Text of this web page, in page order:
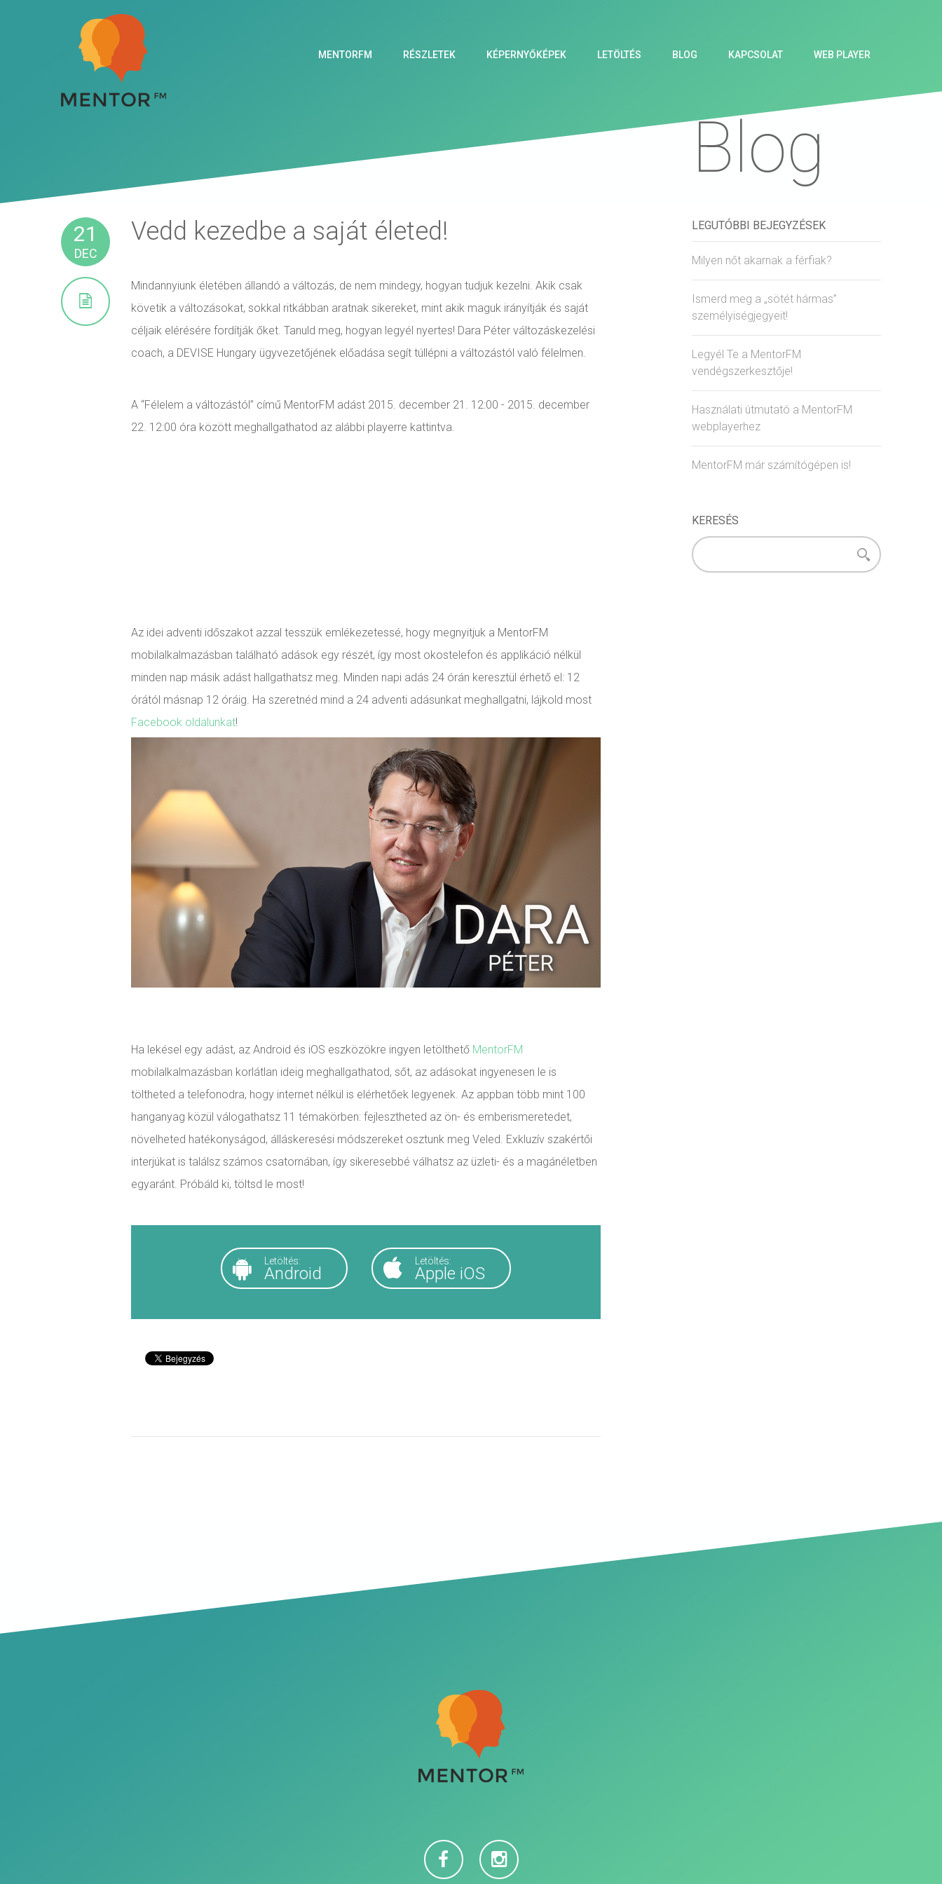
MENTORFM RÉSZLETEK KÉPERNYŐKÉPEK LETÖLTÉS BLOG KAPCSOLAT WEB PLAYER
21
DEC
Vedd kezedbe a saját életed!
Mindannyiunk életében állandó a változás, de nem mindegy, hogyan tudjuk kezelni. Akik csak
követik a változásokat, sokkal ritkábban aratnak sikereket, mint akik maguk irányítják és saját
céljaik elérésére fordítják őket. Tanuld meg, hogyan legyél nyertes! Dara Péter változáskezelési
coach, a DEVISE Hungary ügyvezetőjének előadása segít túllépni a változástól való félelmen.
A “Félelem a változástól” című MentorFM adást 2015. december 21. 12:00 - 2015. december
22. 12:00 óra között meghallgathatod az alábbi playerre kattintva.
Az idei adventi időszakot azzal tesszük emlékezetessé, hogy megnyitjuk a MentorFM
mobilalkalmazásban található adások egy részét, így most okostelefon és applikáció nélkül
minden nap másik adást hallgathatsz meg. Minden napi adás 24 órán keresztül érhető el: 12
órától másnap 12 óráig. Ha szeretnéd mind a 24 adventi adásunkat meghallgatni, lájkold most
Facebook oldalunkat!
Ha lekésel egy adást, az Android és iOS eszközökre ingyen letölthető MentorFM
mobilalkalmazásban korlátlan ideig meghallgathatod, sőt, az adásokat ingyenesen le is
töltheted a telefonodra, hogy internet nélkül is elérhetőek legyenek. Az appban több mint 100
hanganyag közül válogathatsz 11 témakörben: fejlesztheted az ön- és emberismeretedet,
növelheted hatékonyságod, álláskeresési módszereket osztunk meg Veled. Exkluzív szakértői
interjúkat is találsz számos csatornában, így sikeresebbé válhatsz az üzleti- és a magánéletben
egyaránt. Próbáld ki, töltsd le most!
Letöltés:
Android
Letöltés:
Apple iOS
Blog
LEGUTÓBBI BEJEGYZÉSEK
Milyen nőt akarnak a férfiak?
Ismerd meg a „sötét hármas”
személyiségjegyeit!
Legyél Te a MentorFM
vendégszerkesztője!
Használati útmutató a MentorFM
webplayerhez
MentorFM már számítógépen is!
KERESÉS